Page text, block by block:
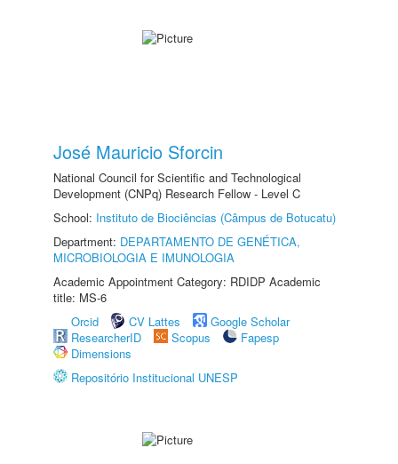
José Mauricio Sforcin
National Council for Scientific and Technological
Development (CNPq) Research Fellow - Level C
School: Instituto de Biociências (Câmpus de Botucatu)
Department: DEPARTAMENTO DE GENÉTICA,
MICROBIOLOGIA E IMUNOLOGIA
Academic Appointment Category: RDIDP Academic
title: MS-6
Orcid
CV Lattes
Google Scholar
ResearcherID
Scopus
Fapesp
Dimensions
Repositório Institucional UNESP